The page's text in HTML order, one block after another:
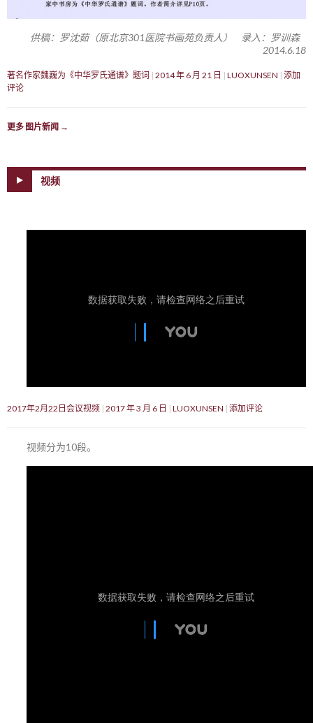
供稿：罗沈茹（原北京301医院书画苑负责人） 录入：罗训森
2014.6.18
著名作家魏巍为《中华罗氏通谱》题词 2014 年 6 月 21 日 LUOXUNSEN 添加
评论
更多 图片新闻 →
视频
2017年2月22日会议视频 2017 年 3 月 6 日 LUOXUNSEN 添加评论
视频分为10段。